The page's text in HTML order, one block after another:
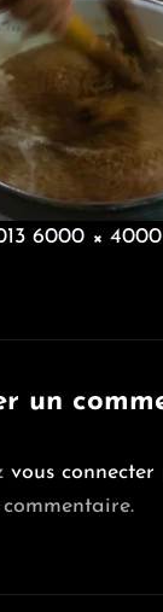
6000 × 4000
un
vous connecter